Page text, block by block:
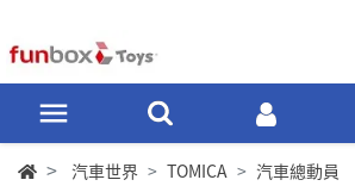
汽車世界 TOMICA
汽車總動員